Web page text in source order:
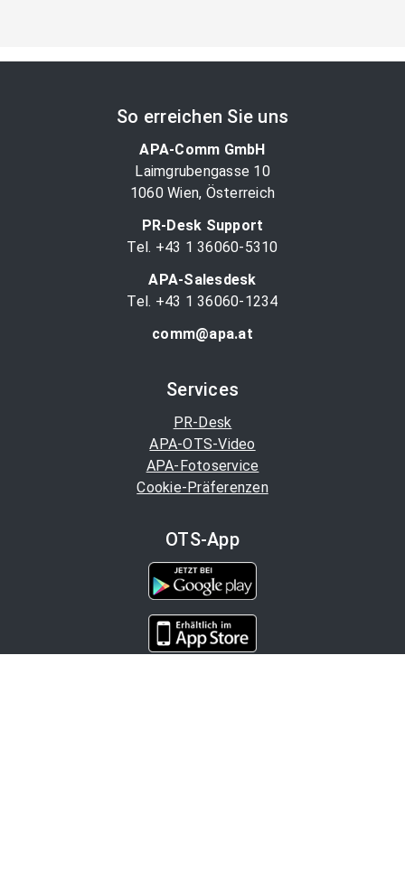
So erreichen Sie uns
APA-Comm GmbH
Laimgrubengasse 10
1060 Wien, Österreich
PR-Desk Support
Tel. +43 1 36060-5310
APA-Salesdesk
Tel. +43 1 36060-1234
comm@apa.at
Services
PR-Desk
APA-OTS-Video
APA-Fotoservice
Cookie-Präferenzen
OTS-App